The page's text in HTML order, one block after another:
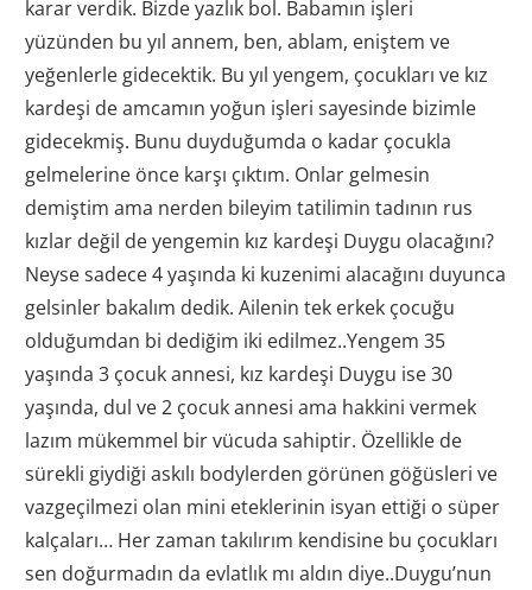
karar verdik. Bizde yazlık bol. Babamın işleri
yüzünden bu yıl annem, ben, ablam, eniştem ve
yeğenlerle gidecektik. Bu yıl yengem, çocukları ve kız
kardeşi de amcamın yoğun işleri sayesinde bizimle
gidecekmiş. Bunu duyduğumda o kadar çocukla
gelmelerine önce karşı çıktım. Onlar gelmesin
demiştim ama nerden bileyim tatilimin tadının rus
kızlar değil de yengemin kız kardeşi Duygu olacağını?
Neyse sadece 4 yaşında ki kuzenimi alacağını duyunca
gelsinler bakalım dedik. Ailenin tek erkek çocuğu
olduğumdan bi dediğim iki edilmez..Yengem 35
yaşında 3 çocuk annesi, kız kardeşi Duygu ise 30
yaşında, dul ve 2 çocuk annesi ama hakkini vermek
lazım mükemmel bir vücuda sahiptir. Özellikle de
sürekli giydiği askılı bodylerden görünen göğüsleri ve
vazgeçilmezi olan mini eteklerinin isyan ettiği o süper
kalçaları… Her zaman takılırım kendisine bu çocukları
sen doğurmadın da evlatlık mı aldın diye..Duygu’nun